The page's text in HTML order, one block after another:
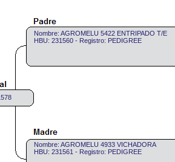
Nombre: AGROMELU 5422 ENTRIPADO T/E
HBU: 231560 - Registro: PEDIGREE
Nombre: AGROMELU 4933 VICHADORA
HBU: 231561 - Registro: PEDIGREE